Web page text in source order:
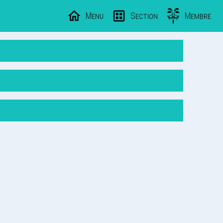
Menu Section Membre